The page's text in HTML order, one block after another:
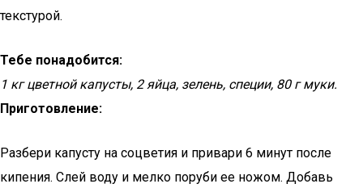
текстурой.
Тебе понадобится:
1 кг цветной капусты, 2 яйца, зелень, специи, 80 г муки.
Приготовление:
Разбери капусту на соцветия и привари 6 минут после
кипения. Слей воду и мелко поруби ее ножом. Добавь